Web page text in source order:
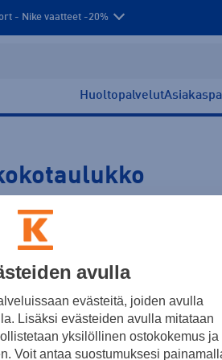
- Nike vaatteet -20%
Huoltopalvelut
ja tarkistaa helposti minkä koon
ja laajaan valikoimaamme
avulla
evästeitä, joiden avulla
Lisäksi evästeiden avulla mitataan
yksilöllinen ostokokemus ja
Voit antaa suostumuksesi